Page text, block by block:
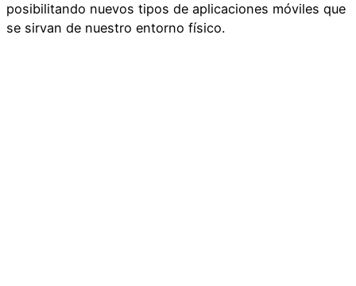
posibilitando nuevos tipos de aplicaciones móviles que
se sirvan de nuestro entorno físico.